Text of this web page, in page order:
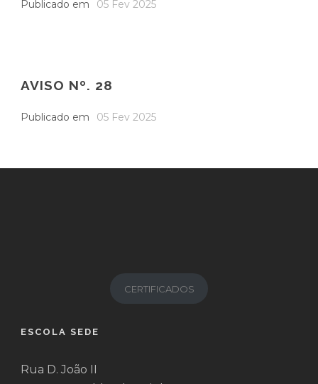
Publicado em 05 Fev 2025
AVISO Nº. 28
Publicado em 05 Fev 2025
CERTIFICADOS
ESCOLA SEDE
Rua D. João II